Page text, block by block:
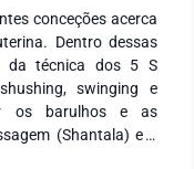
conceções acerca
Dentro dessas
da técnica dos 5 S
swinging e
os barulhos e as
(Shantala) e o
mãe-bebé,